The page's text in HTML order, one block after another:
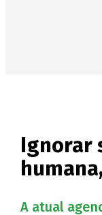
Ignorar
A atual